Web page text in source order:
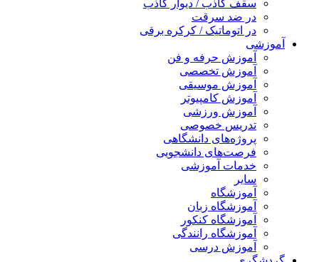
سقف کاذب / دیوار کاذب
در ضد سرقت
در اتوماتیک / کرکره برقی
آموزشی
آموزش حرفه و فن
آموزش تخصصی
آموزش موسیقی
آموزش کامپیوتر
آموزش ورزشی
تدریس خصوصی
پروژه‌های دانشگاهی
فرصت‌های دانشجویی
خدمات آموزشی
سایر
آموزشگاه
آموزشگاه زبان
آموزشگاه کنکور
آموزشگاه رانندگی
آموزش درسی